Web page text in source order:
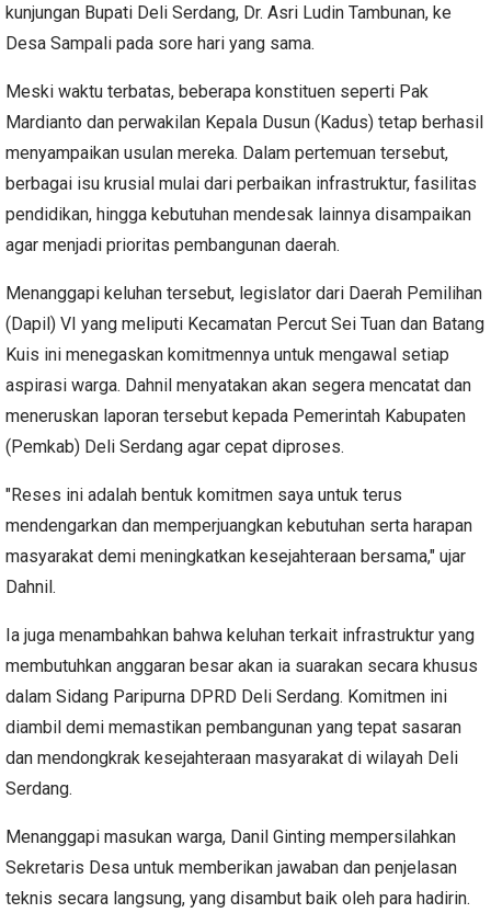
kunjungan Bupati Deli Serdang, Dr. Asri Ludin Tambunan, ke
Desa Sampali pada sore hari yang sama.
Meski waktu terbatas, beberapa konstituen seperti Pak
Mardianto dan perwakilan Kepala Dusun (Kadus) tetap berhasil
menyampaikan usulan mereka. Dalam pertemuan tersebut,
berbagai isu krusial mulai dari perbaikan infrastruktur, fasilitas
pendidikan, hingga kebutuhan mendesak lainnya disampaikan
agar menjadi prioritas pembangunan daerah.
Menanggapi keluhan tersebut, legislator dari Daerah Pemilihan
(Dapil) VI yang meliputi Kecamatan Percut Sei Tuan dan Batang
Kuis ini menegaskan komitmennya untuk mengawal setiap
aspirasi warga. Dahnil menyatakan akan segera mencatat dan
meneruskan laporan tersebut kepada Pemerintah Kabupaten
(Pemkab) Deli Serdang agar cepat diproses.
"Reses ini adalah bentuk komitmen saya untuk terus
mendengarkan dan memperjuangkan kebutuhan serta harapan
masyarakat demi meningkatkan kesejahteraan bersama," ujar
Dahnil.
Ia juga menambahkan bahwa keluhan terkait infrastruktur yang
membutuhkan anggaran besar akan ia suarakan secara khusus
dalam Sidang Paripurna DPRD Deli Serdang. Komitmen ini
diambil demi memastikan pembangunan yang tepat sasaran
dan mendongkrak kesejahteraan masyarakat di wilayah Deli
Serdang.
Menanggapi masukan warga, Danil Ginting mempersilahkan
Sekretaris Desa untuk memberikan jawaban dan penjelasan
teknis secara langsung, yang disambut baik oleh para hadirin.